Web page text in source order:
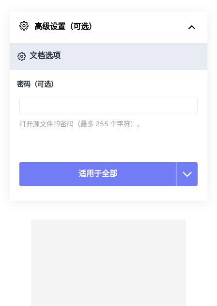
来自 Google Drive
高级设置（可选）
文档选项
密码（可选）
打开源文件的密码（最多 255 个字符）。
适用于全部